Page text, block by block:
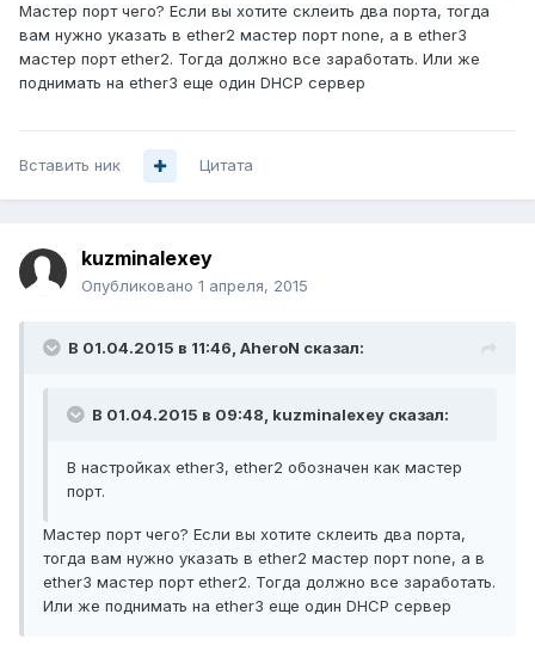
Мастер порт чего? Если вы хотите склеить два порта, тогда
вам нужно указать в ether2 мастер порт none, а в ether3
мастер порт ether2. Тогда должно все заработать. Или же
поднимать на ether3 еще один DHCP сервер
Вставить ник Цитата
kuzminalexey
Опубликовано 1 апреля, 2015
В 01.04.2015 в 11:46, AheroN сказал:
В 01.04.2015 в 09:48, kuzminalexey сказал:
В настройках ether3, ether2 обозначен как мастер
порт.
Мастер порт чего? Если вы хотите склеить два порта,
тогда вам нужно указать в ether2 мастер порт none, а в
ether3 мастер порт ether2. Тогда должно все заработать.
Или же поднимать на ether3 еще один DHCP сервер